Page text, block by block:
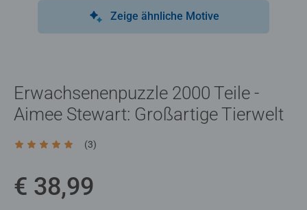
Zeige ähnliche Motive
Erwachsenenpuzzle 2000 Teile -
Aimee Stewart: Großartige Tierwelt
Durchschnittliche Bewertung 5,0 von 5 Sternen.
(3)
€ 38,99